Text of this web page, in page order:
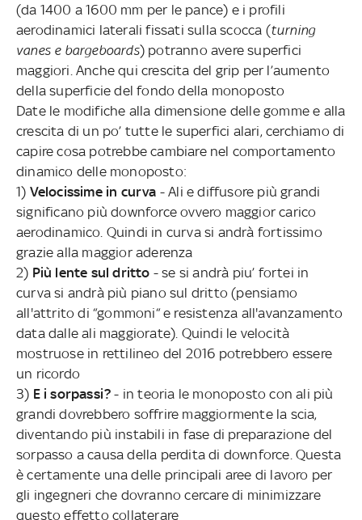
(da 1400 a 1600 mm per le pance) e i profili
aerodinamici laterali fissati sulla scocca (turning
vanes e bargeboards) potranno avere superfici
maggiori. Anche qui crescita del grip per l’aumento
della superficie del fondo della monoposto
Date le modifiche alla dimensione delle gomme e alla
crescita di un po’ tutte le superfici alari, cerchiamo di
capire cosa potrebbe cambiare nel comportamento
dinamico delle monoposto:
1) Velocissime in curva - Ali e diffusore più grandi
significano più downforce ovvero maggior carico
aerodinamico. Quindi in curva si andrà fortissimo
grazie alla maggior aderenza
2) Più lente sul dritto - se si andrà piu’ fortei in
curva si andrà più piano sul dritto (pensiamo
all'attrito di “gommoni“ e resistenza all'avanzamento
data dalle ali maggiorate). Quindi le velocità
mostruose in rettilineo del 2016 potrebbero essere
un ricordo
3) E i sorpassi? - in teoria le monoposto con ali più
grandi dovrebbero soffrire maggiormente la scia,
diventando più instabili in fase di preparazione del
sorpasso a causa della perdita di downforce. Questa
è certamente una delle principali aree di lavoro per
gli ingegneri che dovranno cercare di minimizzare
questo effetto collaterare